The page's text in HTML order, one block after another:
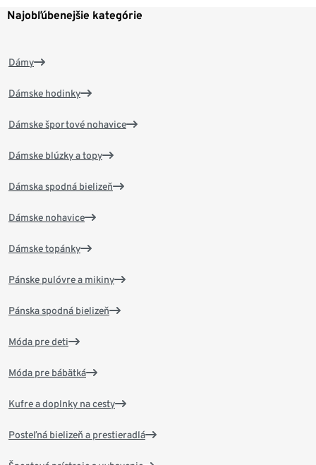
Najobľúbenejšie kategórie
Dámy
Dámske hodinky
Dámske športové nohavice
Dámske blúzky a topy
Dámska spodná bielizeň
Dámske nohavice
Dámske topánky
Pánske pulóvre a mikiny
Pánska spodná bielizeň
Móda pre deti
Móda pre bábätká
Kufre a doplnky na cesty
Posteľná bielizeň a prestieradlá